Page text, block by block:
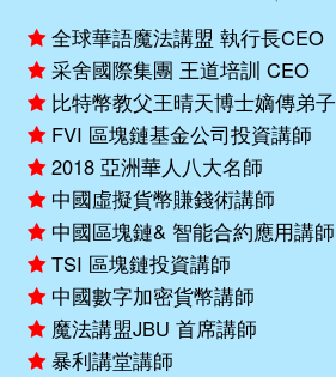
全球華語魔法講盟 執行長CEO
采舍國際集團 王道培訓 CEO
比特幣教父王晴天博士嫡傳弟子
FVI 區塊鏈基金公司投資講師
2018 亞洲華人八大名師
中國虛擬貨幣賺錢術講師
中國區塊鏈& 智能合約應用講師
TSI 區塊鏈投資講師
中國數字加密貨幣講師
魔法講盟JBU 首席講師
暴利講堂講師